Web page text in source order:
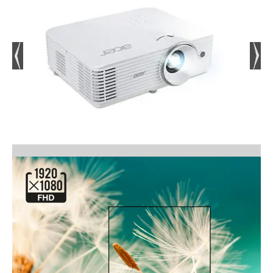
prirodniji i realističniji prikaz, bez obzira na vrstu
sadržaja koji se projicira. Ove tehnologije
posebno dolaze do izražaja kod multimedijskih
prezentacija i video materijala gdje je kvaliteta
boja ključna.
FLEKSIBILNO POSTAVLJANJE I
JEDNOSTAVNO KORIŠTENJE
Acer X1528Ki omogućuje brzo i jednostavno
postavljanje zahvaljujući automatskoj korekciji
čak i s veće udaljenosti, daje korisniku slobodu
u organizaciji prostora. Ova fleksibilnost čini ga
pogodnim za različite scenarije korištenja – od
manjih prostorija do velikih dvorana.
DUGOTRAJAN RAD I POUZDANOST
Projektor koristi kvalitetan izvor svjetla s
dugim vijekom trajanja koji može doseći do
12.000 sati u štednom načinu rada. To znači
manje održavanja i niže troškove kroz vrijeme,
što je posebno važno za poslovne korisnike.